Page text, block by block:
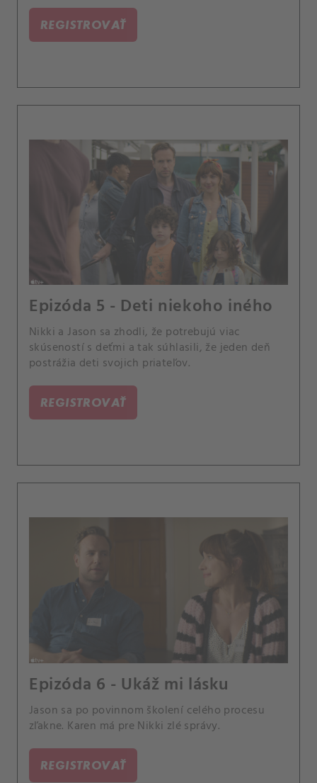
REGISTROVAŤ
Epizóda 5 - Deti niekoho iného
Nikki a Jason sa zhodli, že potrebujú viac
skúseností s deťmi a tak súhlasili, že jeden deň
postrážia deti svojich priateľov.
REGISTROVAŤ
Epizóda 6 - Ukáž mi lásku
Jason sa po povinnom školení celého procesu
zľakne. Karen má pre Nikki zlé správy.
REGISTROVAŤ